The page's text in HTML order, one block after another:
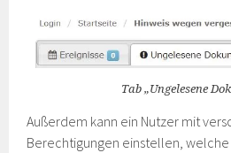
Tab „Ungelesene
Außerdem kann ein Nutzer mit
Berechtigungen einstellen,